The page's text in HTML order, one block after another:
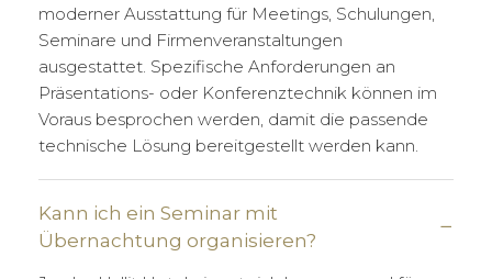
moderner Ausstattung für Meetings, Schulungen,
Seminare und Firmenveranstaltungen
ausgestattet. Spezifische Anforderungen an
Präsentations- oder Konferenztechnik können im
Voraus besprochen werden, damit die passende
technische Lösung bereitgestellt werden kann.
Kann ich ein Seminar mit
Übernachtung organisieren?